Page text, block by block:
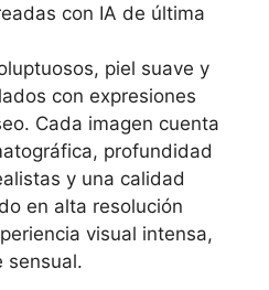
con IA de última
piel suave y
con expresiones
Cada imagen cuenta
profundidad
y una calidad
en alta resolución
visual intensa,
sensual.